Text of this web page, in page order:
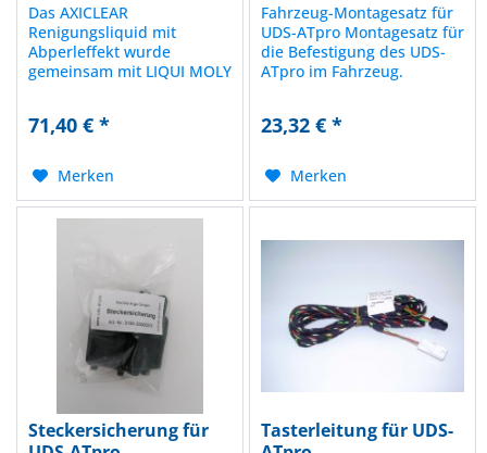
Das AXICLEAR
Renigungsliquid mit
Abperleffekt wurde
gemeinsam mit LIQUI MOLY
einzigartige
Kamera- & Sensorsystyme
zu reinigen und zu pflegen.
Egal ob digilater...
71,40 € *
Merken
Fahrzeug-Montagesatz für
UDS-ATpro Montagesatz für
die Befestigung des UDS-
ATpro im Fahrzeug.
Muttern M5 selbstsichernd
M5 (4 Stück)
Befestigungsflansch rechts
und...
23,32 € *
Merken
Steckersicherung für
Tasterleitung für UDS-